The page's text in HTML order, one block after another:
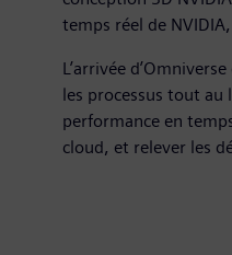
temps réel de
L’arrivée
les processus tout
performance en
cloud, et relever les